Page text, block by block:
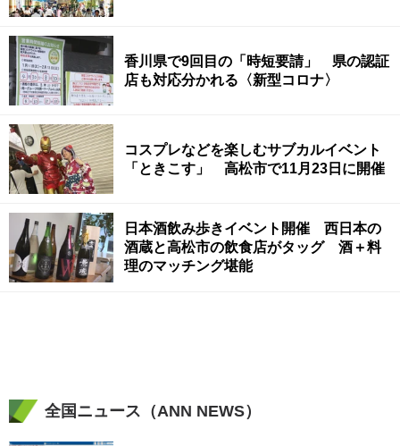
香川県で9回目の「時短要請」 県の認証
店も対応分かれる〈新型コロナ〉
コスプレなどを楽しむサブカルイベント
「ときこす」 高松市で11月23日に開催
日本酒飲み歩きイベント開催 西日本の
酒蔵と高松市の飲食店がタッグ 酒＋料
理のマッチング堪能
全国ニュース（ANN NEWS）